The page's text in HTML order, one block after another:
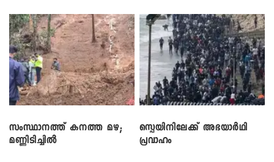
സംസ്ഥാനത്ത് കനത്ത മഴ;
മണ്ണിടിച്ചിൽ
സ്പെയിനിലേക്ക് അഭയാർഥി
പ്രവാഹം